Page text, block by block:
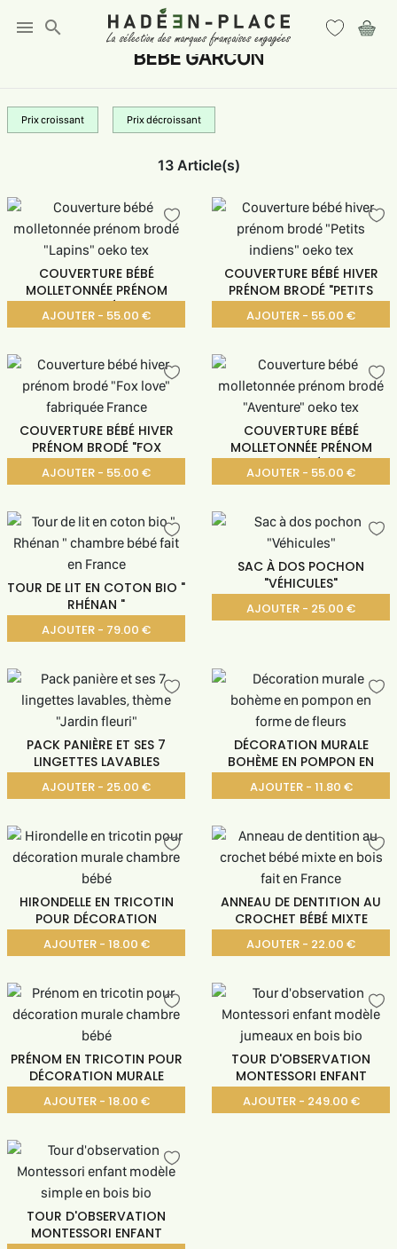
menu search
BEBE GARCON
Prix croissant Prix décroissant
13 Article(s)
COUVERTURE BÉBÉ
MOLLETONNÉE PRÉNOM
BRODÉ
AJOUTER - 55.00 €
COUVERTURE BÉBÉ HIVER
PRÉNOM BRODÉ "PETITS
AJOUTER - 55.00 €
COUVERTURE BÉBÉ HIVER
PRÉNOM BRODÉ "FOX
AJOUTER - 55.00 €
COUVERTURE BÉBÉ
MOLLETONNÉE PRÉNOM
BRODÉ
AJOUTER - 55.00 €
TOUR DE LIT EN COTON BIO "
RHÉNAN "
AJOUTER - 79.00 €
SAC À DOS POCHON
"VÉHICULES"
AJOUTER - 25.00 €
PACK PANIÈRE ET SES 7
LINGETTES LAVABLES
AJOUTER - 25.00 €
DÉCORATION MURALE
BOHÈME EN POMPON EN
AJOUTER - 11.80 €
HIRONDELLE EN TRICOTIN
POUR DÉCORATION
AJOUTER - 18.00 €
ANNEAU DE DENTITION AU
CROCHET BÉBÉ MIXTE
AJOUTER - 22.00 €
PRÉNOM EN TRICOTIN POUR
DÉCORATION MURALE
AJOUTER - 18.00 €
TOUR D'OBSERVATION
MONTESSORI ENFANT
AJOUTER - 249.00 €
TOUR D'OBSERVATION
MONTESSORI ENFANT